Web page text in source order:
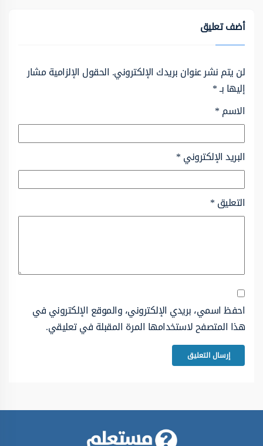
أضف تعليق
لن يتم نشر عنوان بريدك الإلكتروني. الحقول الإلزامية مشار
إليها بـ*
الاسم*
البريد الإلكتروني*
التعليق*
احفظ اسمي، بريدي الإلكتروني، والموقع الإلكتروني في
هذا المتصفح لاستخدامها المرة المقبلة في تعليقي.